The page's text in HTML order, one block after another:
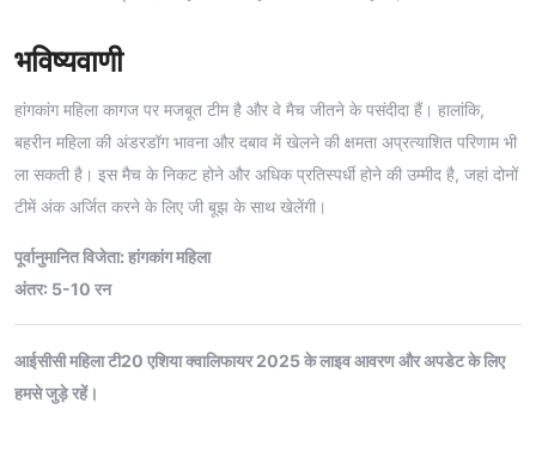
भविष्यवाणी
हांगकांग महिला कागज पर मजबूत टीम है और वे मैच जीतने के पसंदीदा हैं। हालांकि,
बहरीन महिला की अंडरडॉग भावना और दबाव में खेलने की क्षमता अप्रत्याशित परिणाम भी
ला सकती है। इस मैच के निकट होने और अधिक प्रतिस्पर्धी होने की उम्मीद है, जहां दोनों
टीमें अंक अर्जित करने के लिए जी बूझ के साथ खेलेंगी।
पूर्वानुमानित विजेता: हांगकांग महिला
अंतर: 5-10 रन
आईसीसी महिला टी20 एशिया क्वालिफायर 2025 के लाइव आवरण और अपडेट के लिए
हमसे जुड़े रहें।